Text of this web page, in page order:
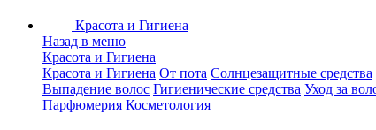
Красота и Гигиена
Назад в меню
Красота и Гигиена
Красота и Гигиена От пота Солнцезащитные средства
Выпадение волос Гигиенические средства Уход за
Парфюмерия Косметология